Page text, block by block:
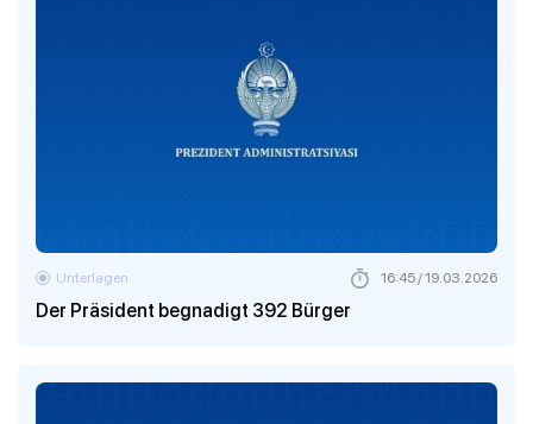
Der Präsident begnadigt 392 Bürger
Unterlagen 16:45 / 19.03.2026